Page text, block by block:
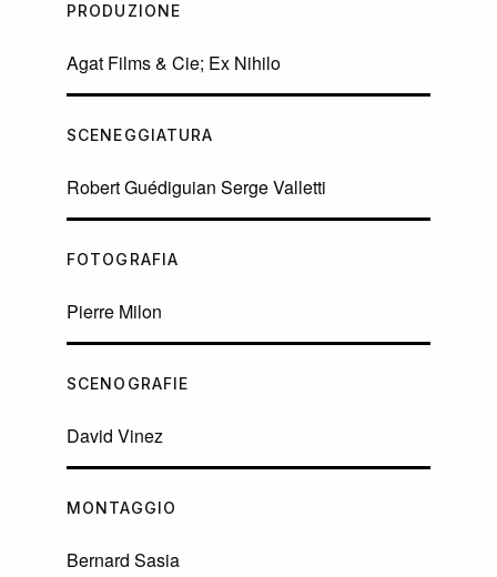
PRODUZIONE
Agat Films & Cie; Ex Nihilo
SCENEGGIATURA
Robert Guédiguian Serge Valletti
FOTOGRAFIA
Pierre Milon
SCENOGRAFIE
David Vinez
MONTAGGIO
Bernard Sasia